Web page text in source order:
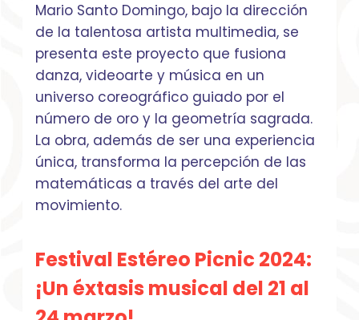
Mario Santo Domingo, bajo la dirección
de la talentosa artista multimedia, se
presenta este proyecto que fusiona
danza, videoarte y música en un
universo coreográfico guiado por el
número de oro y la geometría sagrada.
La obra, además de ser una experiencia
única, transforma la percepción de las
matemáticas a través del arte del
movimiento.
Festival Estéreo Picnic 2024:
¡Un éxtasis musical del 21 al